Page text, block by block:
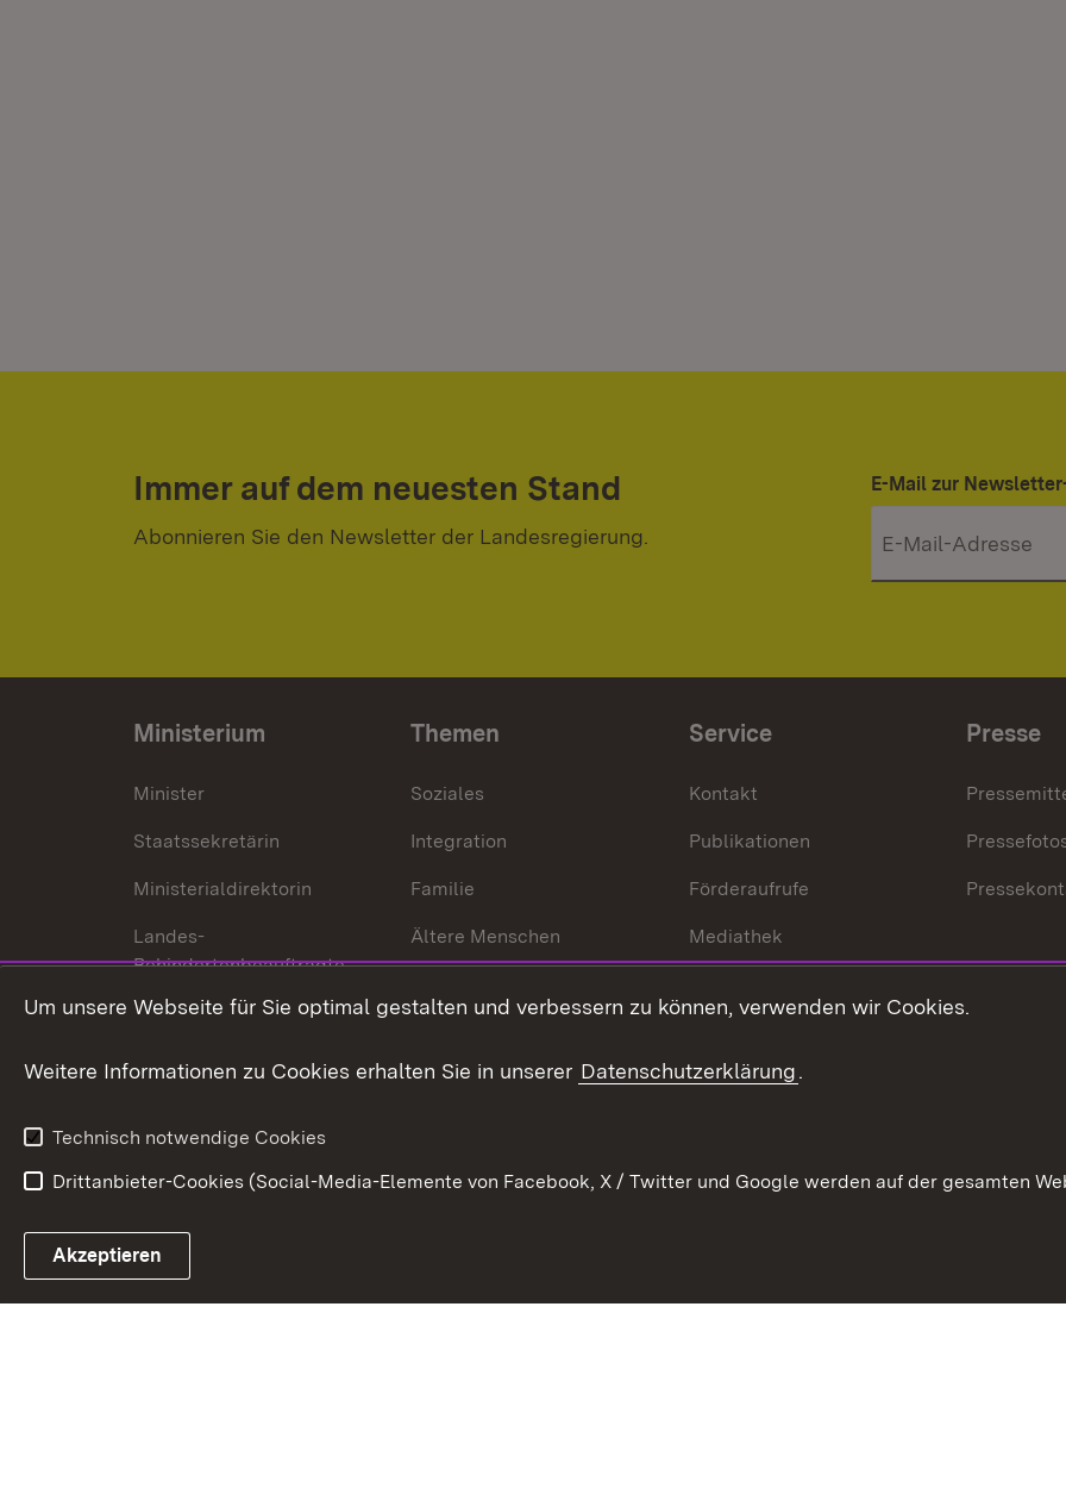
Immer auf dem neuesten Stand
Abonnieren Sie den Newsletter der Landesregierung.
E-Mail zur
Ministerium
Minister
Staatssekretärin
Ministerialdirektorin
Landes-
Behindertenbeauftragte
Bürgerreferent
Karriere
Themen
Soziales
Integration
Familie
Ältere Menschen
Behinderungen
Bürgerengagement
Service
Kontakt
Publikationen
Förderaufrufe
Mediathek
Presse
Link zum Landesportal
Um unsere Webseite für Sie optimal gestalten und verbessern zu können, verwenden wir Cookies.
Weitere Informationen zu Cookies erhalten Sie in unserer Datenschutzerklärung.
Technisch notwendige Cookies
Drittanbieter-Cookies (Social-Media-Elemente von Facebook, X / Twitter und Google werden auf der gesamten
Akzeptieren